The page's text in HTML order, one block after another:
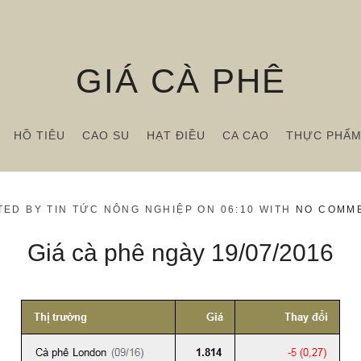
GIÁ CÀ PHÊ
HỒ TIÊU CAO SU HẠT ĐIỀU CA CAO THỰC PHẨM
BY TIN TỨC NÔNG NGHIỆP ON 06:10 WITH NO
Giá cà phê ngày 19/07/2016